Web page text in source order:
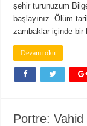
şehir turunuzum
başlayınız. Ölüm
zambaklar içinde bir
Devamı oku
Portre: Vahid